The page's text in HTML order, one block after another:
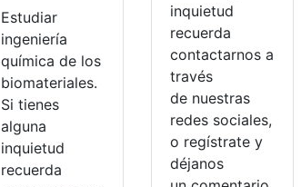
Estudiar
ingeniería
química de los
biomateriales.
Si tienes
alguna
inquietud
recuerda
inquietud
recuerda
contactarnos a
través
de nuestras
redes sociales,
o regístrate y
déjanos